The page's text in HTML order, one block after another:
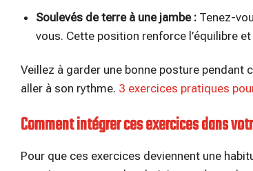
Soulevés de terre à une jambe : Tenez-
vous. Cette position renforce l’équilibre
Veillez à garder une bonne posture pendant
aller à son rythme. 3 exercices pratiques
Comment intégrer ces exercices dans
Pour que ces exercices deviennent une